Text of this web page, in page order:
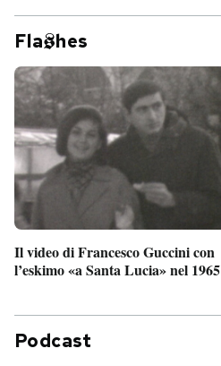
Fla hes
Il video di Francesco Guccini con
l’eskimo «a Santa Lucia» nel 1965
Podcast